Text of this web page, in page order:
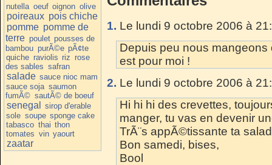
nutella oeuf oignon olive
poireaux pois chiche
pomme pomme de
terre poulet pousses de
bambou purÃ©e pÃ¢te
quiche raviolis riz rose
des sables safran
salade sauce nioc mam
sauce soja saumon
fumÃ© sautÃ© de boeuf
senegal
sirop d'erable
sole soupe sponge cake
tabasco thai thon
tomates vin yaourt
zaatar
1. Le lundi 9 octobre 2006 à
Depuis peu nous
est pour moi !
2. Le lundi 9 octobre 2006 à
Hi hi hi des crevettes,
manger, tu vas en devenir
TrÃ¨s appÃ©tissante ta
Bon samedi, bises,
Bool